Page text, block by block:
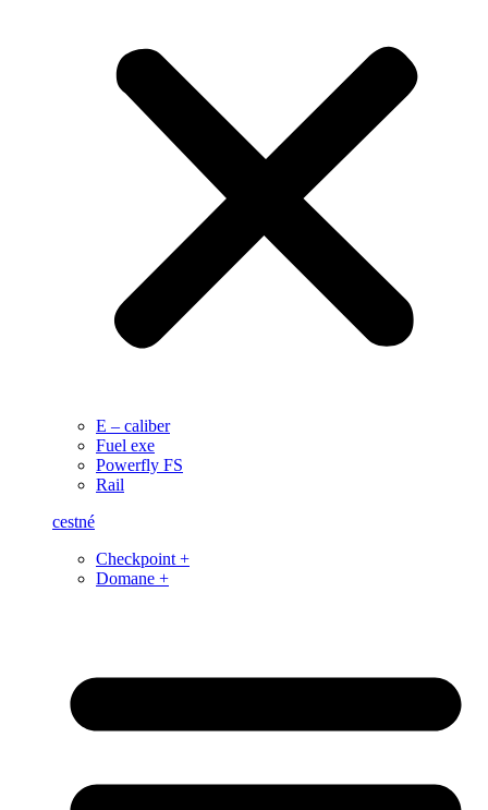
E – caliber
Fuel exe
Powerfly FS
Rail
cestné
Checkpoint +
Domane +